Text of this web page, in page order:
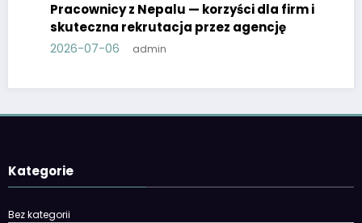
Pracownicy z Nepalu — korzyści dla firm i
skuteczna rekrutacja przez agencję
2026-07-06 admin
Kategorie
Bez kategorii